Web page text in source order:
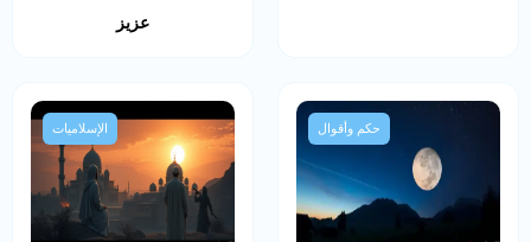
عزيز
حكم وأقوال الإسلاميات